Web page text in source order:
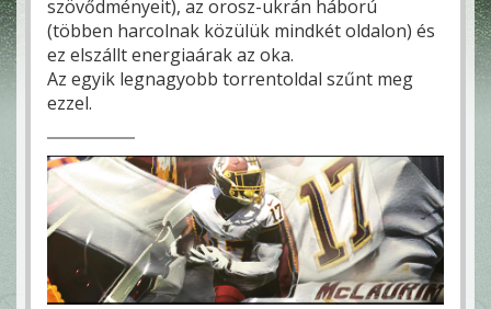
szövődményeit), az orosz-ukrán háború
(többen harcolnak közülük mindkét oldalon) és
ez elszállt energiaárak az oka.
Az egyik legnagyobb torrentoldal szűnt meg
ezzel.